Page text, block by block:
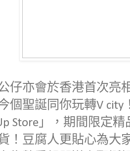
仔亦會於香港首次亮
個聖誕同你玩轉V
Store」，期間限定
！豆腐人更貼心為大